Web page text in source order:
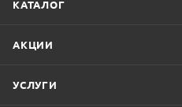
КАТАЛОГ
АКЦИИ
УСЛУГИ